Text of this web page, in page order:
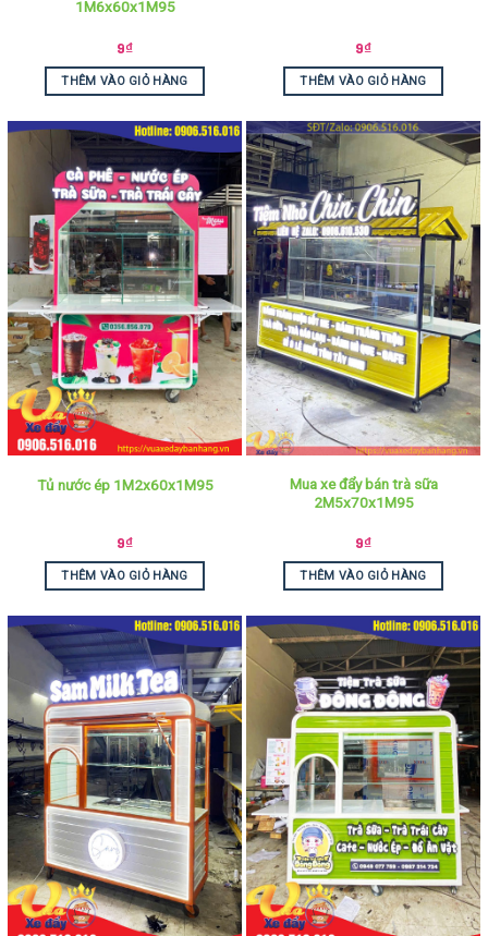
1M6x60x1M95
9₫
THÊM VÀO GIỎ HÀNG
9₫
THÊM VÀO GIỎ HÀNG
Tủ nước ép 1M2x60x1M95
9₫
THÊM VÀO GIỎ HÀNG
Mua xe đẩy bán trà sữa
2M5x70x1M95
9₫
THÊM VÀO GIỎ HÀNG